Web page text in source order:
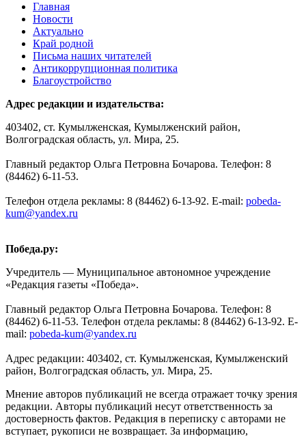
Главная
Новости
Актуально
Край родной
Письма наших читателей
Антикоррупционная политика
Благоустройство
Адрес редакции и издательства:
403402, ст. Кумылженская, Кумылженский район,
Волгоградская область, ул. Мира, 25.
Главный редактор Ольга Петровна Бочарова. Телефон: 8
(84462) 6-11-53.
Телефон отдела рекламы: 8 (84462) 6-13-92. E-mail: pobeda-
kum@yandex.ru
Победа.ру:
Учредитель — Муниципальное автономное учреждение
«Редакция газеты «Победа».
Главный редактор Ольга Петровна Бочарова. Телефон: 8
(84462) 6-11-53. Телефон отдела рекламы: 8 (84462) 6-13-92. E-
mail: pobeda-kum@yandex.ru
Адрес редакции: 403402, ст. Кумылженская, Кумылженский
район, Волгоградская область, ул. Мира, 25.
Мнение авторов публикаций не всегда отражает точку зрения
редакции. Авторы публикаций несут ответственность за
достоверность фактов. Редакция в переписку с авторами не
вступает, рукописи не возвращает. За информацию,